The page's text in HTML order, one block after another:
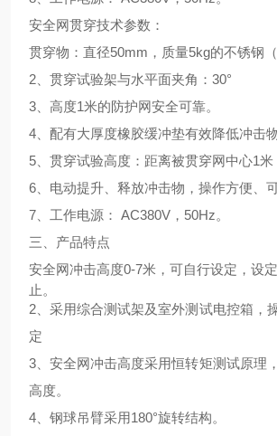
安全网贯穿技术参数：
贯穿物：直径50mm，质量5kg的不锈钢
2、贯穿试验架与水平面夹角：30°
3、高度1米的防护网安全可靠。
4、配有大厚度橡胶缓冲垫有效降低冲击物
5、贯穿试验高度：距离被贯穿网中心1米
6、电动提升、释放冲击物，操作方便、可
7、工作电源： AC380V，50Hz。
三、产品特点
安全网冲击高度0-7米，可自行设定，设
止。
2、采用综合测试架及室外测试电控箱，
定
3、安全网冲击高度采用恒转矩测试原理
高度。
4、钢球吊臂采用180°旋转结构。